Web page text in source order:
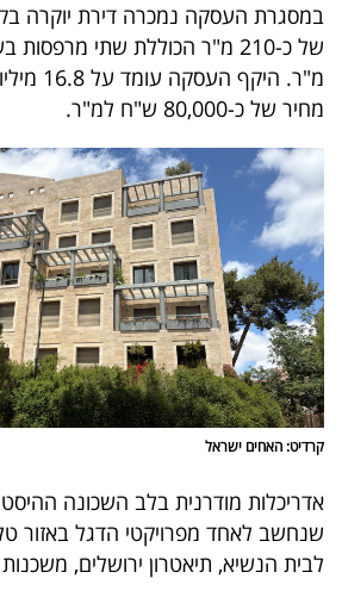
5
המילון
פודקאסט
40
UNDER
40
שיתופי
פעולה
דרושים
במסגרת העסקה נמכרה דירת יוקרה
מ"ר.
מחיר של כ-80,000 ש"ח למ"ר.
קרדיט: האחים ישראל
אדריכלות מודרנית בלב השכונה
שנחשב לאחד מפרויקטי הדגל באזור
לבית הנשיא, תיאטרון ירושלים,